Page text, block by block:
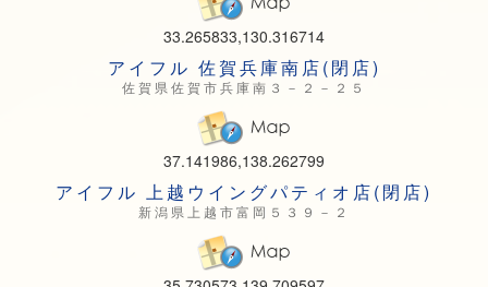
33.265833,130.316714
アイフル 佐賀兵庫南店(閉店)
佐賀県佐賀市兵庫南３－２－２５
37.141986,138.262799
アイフル 上越ウイングパティオ店(閉店)
新潟県上越市富岡５３９－２